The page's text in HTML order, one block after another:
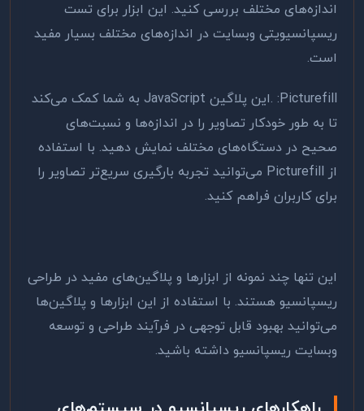
اندازه‌های مختلف بررسی کنید. این ابزار برای تست
ریسپانسیویتی وبسایت در اندازه‌های مختلف بسیار مفید
است.
. :Picturefillاین پلاگین JavaScript به شما کمک می‌کند
تا به طور خودکار تصاویر را در اندازه‌ها و نسبت‌های
صحیح در دستگاه‌های مختلف نمایش دهید. با استفاده
از Picturefill می‌توانید تجربه بارگیری سریع‌تر تصاویر را
برای کاربران فراهم کنید.
این تنها چند نمونه از ابزارها و پلاگین‌های مفید در طراحی
ریسپانسیو هستند. با استفاده از این ابزارها و پلاگین‌ها
می‌توانید بهبود قابل توجهی در فرآیند طراحی و توسعه
وبسایت ریسپانسیو داشته باشید.